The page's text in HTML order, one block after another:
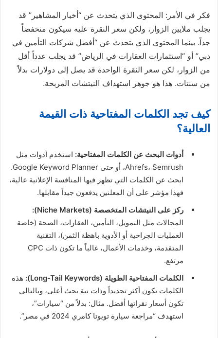
فكر في الأمر: المحتوى الذي يتحدث عن “أخبار المشاهير” قد
يجلب ملايين الزوار، ولكن سعر النقرة عليه سيكون منخفضاً
جداً. بينما المحتوى الذي يتحدث عن “أفضل شركات التأمين في
دبي” أو “استثمارات العقارات في الرياض” قد يجلب عدداً أقل
من الزوار، لكن سعر النقرة الواحدة قد يصل إلى دولارات بدلاً
من سنتات. هذا هو جوهر استهداف النيتشات المربحة.
كيف تجد الكلمات المفتاحية ذات القيمة
العالية؟
أدوات البحث عن الكلمات المفتاحية: استخدم أدوات مثل
Ahrefs، Semrush، أو حتى Google Keyword Planner.
ابحث عن الكلمات التي تظهر فيها المنافسة الإعلانية عالية،
فهذا مؤشر على أن المعلنين يدفعون جيداً مقابلها.
ركز على النيتشات المتخصصة (Niche Markets):
المجالات مثل التمويل، التأمين، العقارات، الصحة (خاصة
العمليات الجراحية أو الأدوية باهظة الثمن)، التقنية
المتقدمة، وخدمات الأعمال، غالباً ما تكون ذات CPC
مرتفع.
الكلمات المفتاحية الطويلة (Long-Tail Keywords):
هذه
الكلمات تكون أكثر تحديداً وذات نية بحث أعلى، وبالتالي
تكون أسعار نقراتها أفضل. مثال: بدلاً من “سيارات”،
استهدف “مراجعة سيارة تويوتا كامري 2024 في مصر”.